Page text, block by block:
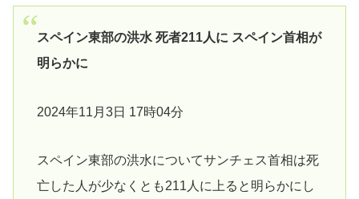
スペイン東部の洪水 死者211人に スペイン首相が
明らかに
2024年11月3日 17時04分
スペイン東部の洪水についてサンチェス首相は死
亡した人が少なくとも211人に上ると明らかにし